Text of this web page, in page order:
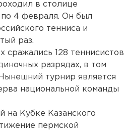
в столице
по 4 февраля. Он был
тенниса и
раз.
сражались 128 теннисистов
разрядах, в том
турнир является
национальной команды
на Кубке Казанского
пермской